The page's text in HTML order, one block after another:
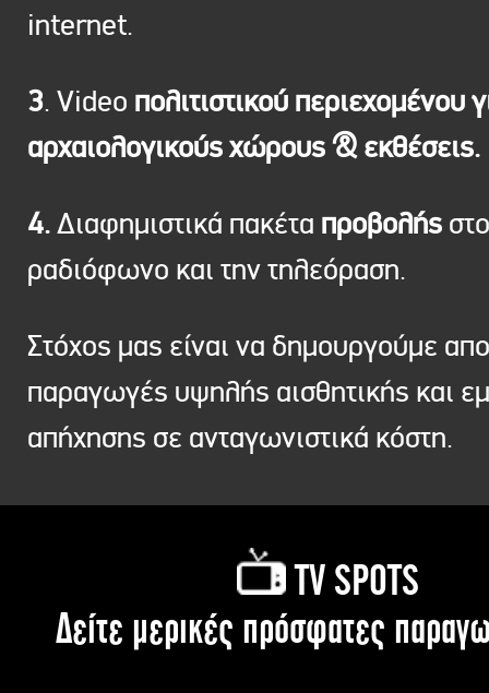
internet.
3. Video πολιτιστικού περιεχομένου
αρχαιολογικούς χώρους & εκθέσεις.
4.Διαφημιστικά πακέτα προβολής στο
ραδιόφωνο και την τηλεόραση.
Στόχος μας είναι να δημουργούμε
παραγωγές υψηλής αισθητικής και
απήχησης σε ανταγωνιστικά κόστη.
TV SPOTS
Δείτε μερικές πρόσφατες